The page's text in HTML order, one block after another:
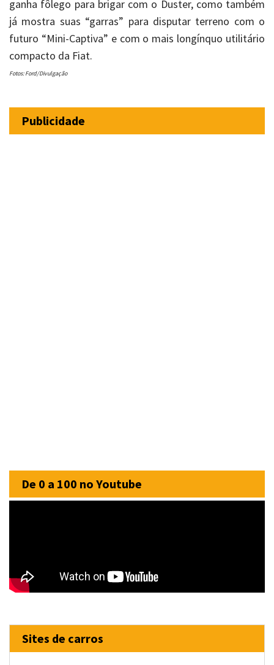
ganha fôlego para brigar com o Duster, como também
já mostra suas “garras” para disputar terreno com o
futuro “Mini-Captiva” e com o mais longínquo utilitário
compacto da Fiat.
Fotos: Ford/Divulgação
Publicidade
De 0 a 100 no Youtube
Sites de carros